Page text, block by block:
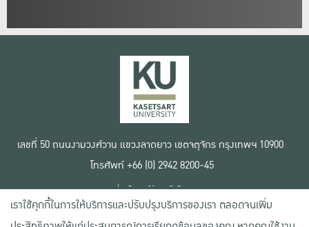
เลขที่ 50 ถนนงามวงศ์วาน แขวงลาดยาว เขตจตุจักร กรุงเทพฯ 10900
โทรศัพท์ +66 (0) 2942 8200-45
เงื่อนไขการใช้งานเว็บไซต์
ข้อตกลงด้านสิทธิ์ใช้งาน
นโยบายความเป็นส่วนตัว
เราใช้คุกกี้ในการให้บริการและปรับปรุงบริการของเรา ตลอดจนเพิ่ม